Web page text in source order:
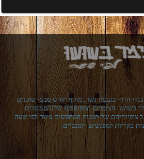
הררי בגבעת נשר, מוקף חורש טבעי שוכנים
בשושו. הצימרים המפוארים שלנו מעוצבים
ציפיותיהם של הזוגות המחפשים צימר לפי שעה
בקריות למפגשים רומנטיים.